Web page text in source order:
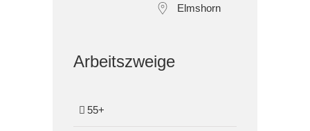
Elmshorn
Arbeitszweige
55+